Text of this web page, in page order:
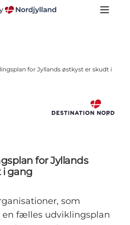
for Jyllands østkyst er skudt i
for Jyllands
i gang
som
en fælles udviklingsplan